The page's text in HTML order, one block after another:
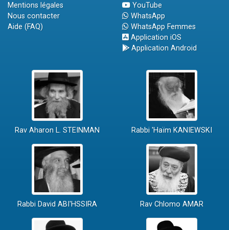
Mentions légales
Nous contacter
Aide (FAQ)
YouTube
WhatsApp
WhatsApp Femmes
Application iOS
Application Android
Rav Aharon L. STEINMAN Rabbi 'Haïm KANIEWSKI
Rabbi David ABI'HSSIRA Rav Chlomo AMAR